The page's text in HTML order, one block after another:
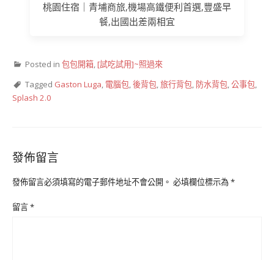
桃園住宿｜青埔商旅,機場高鐵便利首選,豐盛早
餐,出國出差兩相宜
Posted in 包包開箱,[試吃試用]~照過來
Tagged Gaston Luga, 電腦包,後背包,旅行背包, 防水背包,公事包,
Splash 2.0
發佈留言
發佈留言必須填寫的電子郵件地址不會公開。 必填欄位標示為*
留言*